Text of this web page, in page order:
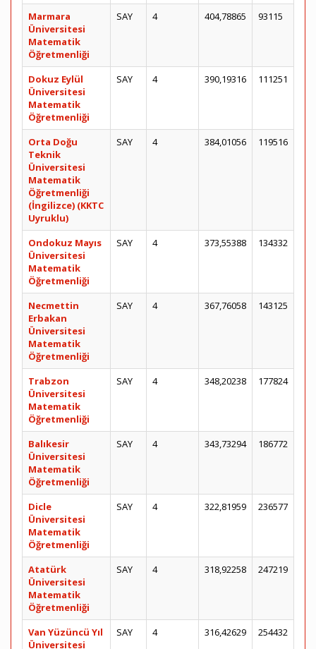
Marmara
Üniversitesi
Matematik
Öğretmenliği
SAY 4 404,78865 93115
Dokuz Eylül
Üniversitesi
Matematik
Öğretmenliği
SAY 4 390,19316 111251
Orta Doğu
Teknik
Üniversitesi
Matematik
Öğretmenliği
(İngilizce) (KKTC
Uyruklu)
SAY 4 384,01056 119516
Ondokuz Mayıs
Üniversitesi
Matematik
Öğretmenliği
SAY 4 373,55388 134332
Necmettin
Erbakan
Üniversitesi
Matematik
Öğretmenliği
SAY 4 367,76058 143125
Trabzon
Üniversitesi
Matematik
Öğretmenliği
SAY 4 348,20238 177824
Balıkesir
Üniversitesi
Matematik
Öğretmenliği
SAY 4 343,73294 186772
Dicle
Üniversitesi
Matematik
Öğretmenliği
SAY 4 322,81959 236577
Atatürk
Üniversitesi
Matematik
Öğretmenliği
SAY 4 318,92258 247219
Van Yüzüncü Yıl
Üniversitesi
SAY 4 316,42629 254432